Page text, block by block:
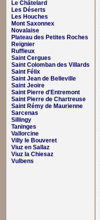
Le Châtelard
Les Déserts
Les Houches
Mont Saxonnex
Novalaise
Plateau des Petites Roches
Reignier
Ruffieux
Saint Cergues
Saint Colomban des Villards
Saint Félix
Saint Jean de Belleville
Saint Jeoire
Saint Pierre d'Entremont
Saint Pierre de Chartreuse
Saint Rémy de Maurienne
Sarcenas
Sillingy
Taninges
Vallorcine
Villy le Bouveret
Viuz en Sallaz
Viuz la Chiesaz
Vulbens